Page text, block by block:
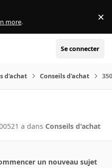
more. ×
Se connecter
d'achat Conseils d'achat
21 a dans Conseils d'achat
un nouveau sujet